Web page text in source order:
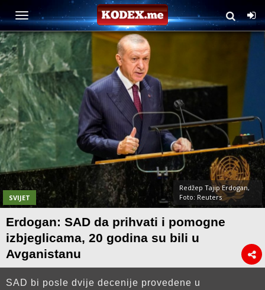
SVIJET
Redžep Tajip Erdogan,
Foto: Reuters
Erdogan: SAD da prihvati i pomogne
izbjeglicama, 20 godina su bili u
Avganistanu
SAD bi posle dvije decenije provedene u